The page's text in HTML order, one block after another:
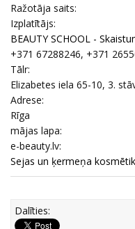
Ražotāja saits:
Izplatītājs:
BEAUTY SCHOOL -
+371 67288246, +371
Tālr:
Elizabetes iela 65-10, 3.
Adrese:
Rīga
mājas lapa:
e-beauty.lv:
Sejas un ķermeņa
Dalīties: